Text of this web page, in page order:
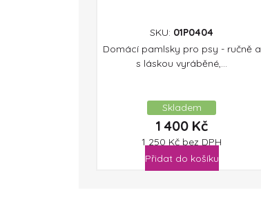
SKU: 01P0404
Domácí pamlsky pro psy - ručně a
s láskou vyráběné,...
Skladem
1 400 Kč
1 250 Kč bez DPH
Přidat do košíku